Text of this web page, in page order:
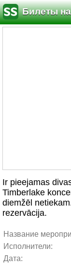
Билеты
Ir pieejamas
Timberlake
diemžēl
rezervācija.
Название
Исполнители:
Дата: